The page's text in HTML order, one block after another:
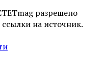
разрешено
на источник.